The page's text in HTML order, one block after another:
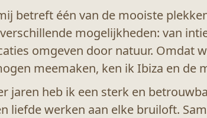
betreft één van de mooiste
mogelijkheden: van
omgeven door natuur. Omdat
meemaken, ken ik Ibiza en de
jaren heb ik een sterk en
liefde werken aan elke bruiloft.